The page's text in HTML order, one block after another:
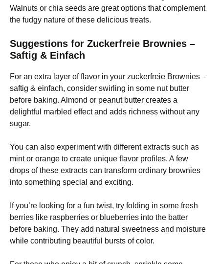
Walnuts or chia seeds are great options that complement
the fudgy nature of these delicious treats.
Suggestions for Zuckerfreie Brownies –
Saftig & Einfach
For an extra layer of flavor in your zuckerfreie Brownies –
saftig & einfach, consider swirling in some nut butter
before baking. Almond or peanut butter creates a
delightful marbled effect and adds richness without any
sugar.
You can also experiment with different extracts such as
mint or orange to create unique flavor profiles. A few
drops of these extracts can transform ordinary brownies
into something special and exciting.
If you’re looking for a fun twist, try folding in some fresh
berries like raspberries or blueberries into the batter
before baking. They add natural sweetness and moisture
while contributing beautiful bursts of color.